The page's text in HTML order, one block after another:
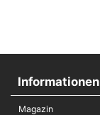
Informationen
Magazin